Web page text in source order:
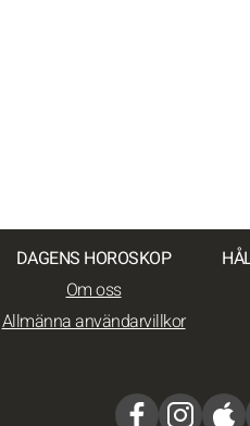
DAGENS HOROSKOP
Om oss
Allmänna användarvillkor